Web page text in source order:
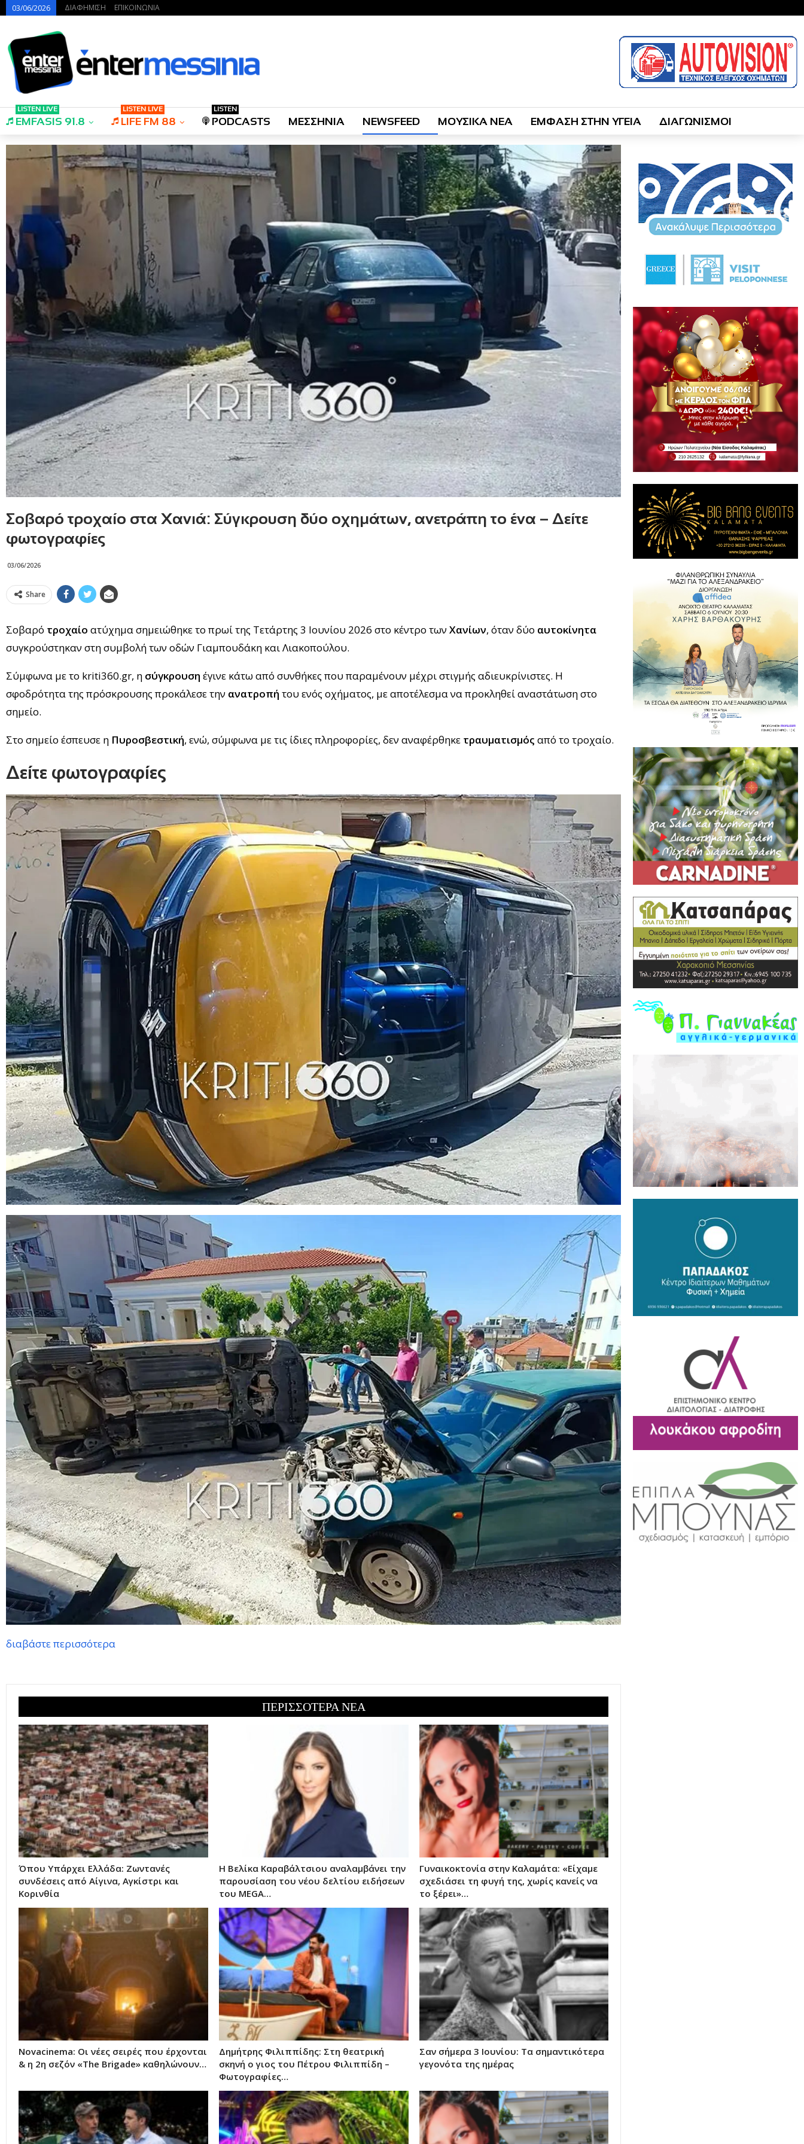
03/06/2026 ΔΙΑΦΗΜΙΣΗ ΕΠΙΚΟΙΝΩΝΙΑ
EMFASIS 91.8
LISTEN LIVE
LIFE FM 88
LISTEN LIVE
PODCASTS
LISTEN
ΜΕΣΣΗΝΙΑ NEWSFEED ΜΟΥΣΙΚΑ ΝΕΑ ΕΜΦΑΣΗ ΣΤΗΝ ΥΓΕΙΑ ΔΙΑΓΩΝΙΣΜΟΙ
Σοβαρό τροχαίο στα Χανιά: Σύγκρουση δύο οχημάτων, ανετράπη το ένα – Δείτε
φωτογραφίες
03/06/2026
Share
Σοβαρό τροχαίο ατύχημα σημειώθηκε το πρωί της Τετάρτης 3 Ιουνίου 2026 στο κέντρο τωνΧανίων, όταν δύο αυτοκίνητα
συγκρούστηκαν στη συμβολή των οδών Γιαμπουδάκη και Λιακοπούλου.
Σύμφωνα με το kriti360.gr, η σύγκρουση έγινε κάτω από συνθήκες που παραμένουν μέχρι στιγμής αδιευκρίνιστες. Η
σφοδρότητα της πρόσκρουσης προκάλεσε την ανατροπή του ενός οχήματος, με αποτέλεσμα να προκληθεί αναστάτωση στο
σημείο.
Στο σημείο έσπευσε η Πυροσβεστική, ενώ, σύμφωνα με τις ίδιες πληροφορίες, δεν αναφέρθηκε τραυματισμός από το τροχαίο.
Δείτε φωτογραφίες
διαβάστε περισσότερα
ΠΕΡΙΣΣΟΤΕΡΑ ΝΕΑ
Όπου Υπάρχει Ελλάδα: Ζωντανές
συνδέσεις από Αίγινα, Αγκίστρι και
Κορινθία
Η Βελίκα Καραβάλτσιου αναλαμβάνει την
παρουσίαση του νέου δελτίου ειδήσεων
του MEGA…
Γυναικοκτονία στην Καλαμάτα: «Είχαμε
σχεδιάσει τη φυγή της, χωρίς κανείς να
το ξέρει»…
Novacinema: Οι νέες σειρές που έρχονται
& η 2η σεζόν «The Brigade» καθηλώνουν…
Δημήτρης Φιλιππίδης: Στη θεατρική
σκηνή ο γιος του Πέτρου Φιλιππίδη –
Φωτογραφίες…
Σαν σήμερα 3 Ιουνίου: Τα σημαντικότερα
γεγονότα της ημέρας